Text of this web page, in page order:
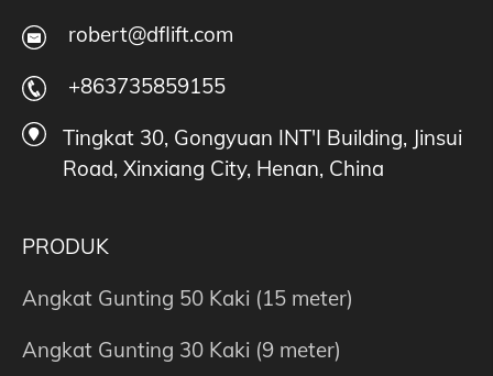
robert@dflift.com
+863735859155
Tingkat 30, Gongyuan INT'I Building, Jinsui
Road, Xinxiang City, Henan, China
PRODUK
Angkat Gunting 50 Kaki (15 meter)
Angkat Gunting 30 Kaki (9 meter)